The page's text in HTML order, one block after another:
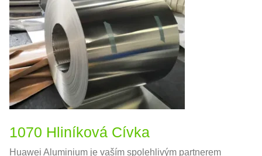
1070 Hliníková Cívka
Huawei Aluminium je vaším spolehlivým partnerem